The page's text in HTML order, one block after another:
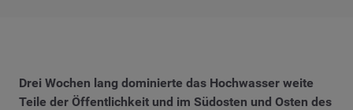
Drei Wochen lang dominierte das Hochwasser weite
Teile der Öffentlichkeit und im Südosten und Osten des